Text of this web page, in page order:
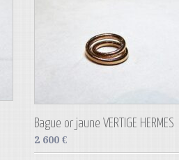
Bague or jaune VERTIGE HERMES
2 600 €